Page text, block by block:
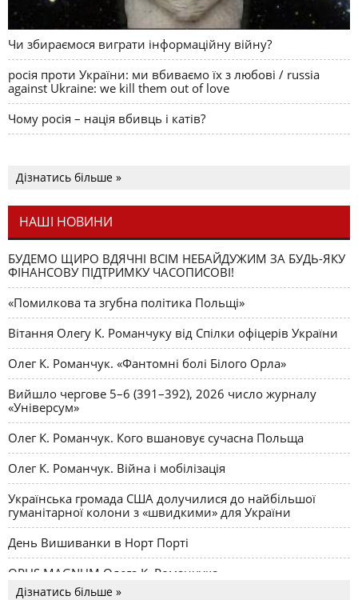
Чи збираємося виграти інформаційну війну?
росія проти України: ми вбиваємо їх з любові / russia
against Ukraine: we kill them out of love
Чому росія – нація вбивць і катів?
Дізнатись більше »
НАШІ НОВИНИ
БУДЕМО ЩИРО ВДЯЧНІ ВСІМ НЕБАЙДУЖИМ ЗА БУДЬ-ЯКУ
ФІНАНСОВУ ПІДТРИМКУ ЧАСОПИСОВІ!
«Помилкова та згубна політика Польщі»
Вітання Олегу К. Романчуку від Спілки офіцерів України
Олег К. Романчук. «Фантомні болі Білого Орла»
Вийшло чергове 5–6 (391–392), 2026 число журналу
«Універсум»
Олег К. Романчук. Кого вшановує сучасна Польща
Олег К. Романчук. Війна і мобілізація
Українська громада США долучилися до найбільшої
гуманітарної колони з «швидкими» для України
День Вишиванки в Норт Порті
OPUS MAGNUM Олега К. Романчука
Дізнатись більше »